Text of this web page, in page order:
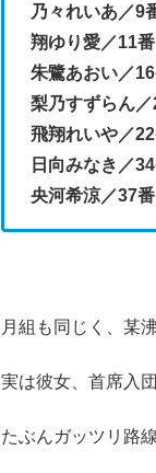
乃々れいあ／9
翔ゆり愛／11番
朱鷺あおい／
梨乃すずらん
飛翔れいや／
日向みなき／
央河希涼／37番
月組も同じく、某
実は彼女、首席入
たぶんガッツリ路